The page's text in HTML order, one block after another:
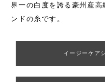
界一の白度を誇る豪州産
ンドの糸です。
イージーケア